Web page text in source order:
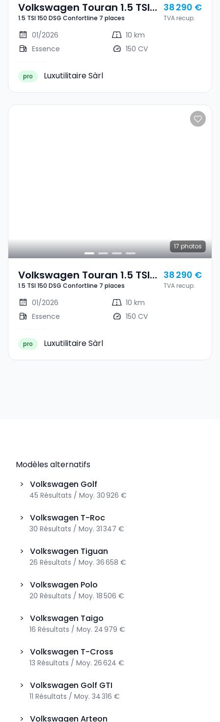
Volkswagen Touran 1.5 TSI
150 DSG Confortline 7
Places
1.5 TSI 150 DSG Confortline 7 places
38 290 €
TVA recup.
01/2026
10 km
Essence
150 CV
pro Luxutilitaire Sàrl
17 photos
Volkswagen Touran 1.5 TSI
150 DSG Confortline 7
Places
1.5 TSI 150 DSG Confortline 7 places
38 290 €
TVA recup.
01/2026
10 km
Essence
150 CV
pro Luxutilitaire Sàrl
Modèles alternatifs
>
Volkswagen Golf
45 Résultats / Moy. 30 926 €
> Volkswagen T-Roc
30 Résultats / Moy. 31 347 €
> Volkswagen Tiguan
26 Résultats / Moy. 36 658 €
> Volkswagen Polo
20 Résultats / Moy. 18 506 €
> Volkswagen Taigo
16 Résultats / Moy. 24 979 €
> Volkswagen T-Cross
13 Résultats / Moy. 26 624 €
> Volkswagen Golf GTI
11 Résultats / Moy. 34 316 €
> Volkswagen Arteon